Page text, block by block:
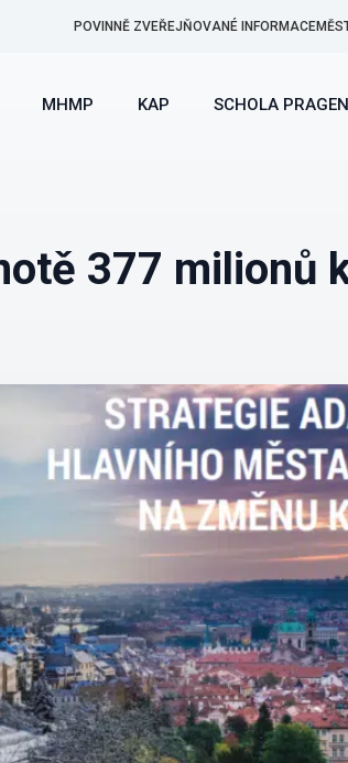
POVINNĚ ZVEŘEJŇOVANÉ INFORMACE
MHMP KAP SCHOLA
377 milionů